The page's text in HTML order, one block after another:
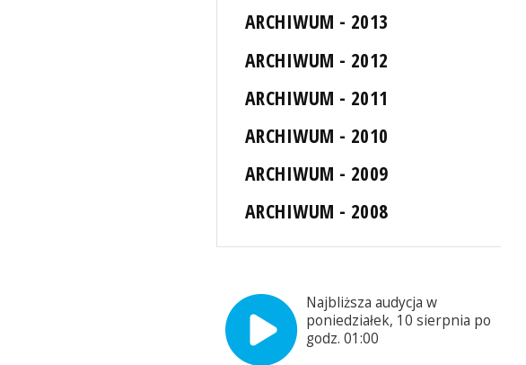
ARCHIWUM - 2013
ARCHIWUM - 2012
ARCHIWUM - 2011
ARCHIWUM - 2010
ARCHIWUM - 2009
ARCHIWUM - 2008
Najbliższa audycja w
poniedziałek, 10 sierpnia po
godz. 01:00